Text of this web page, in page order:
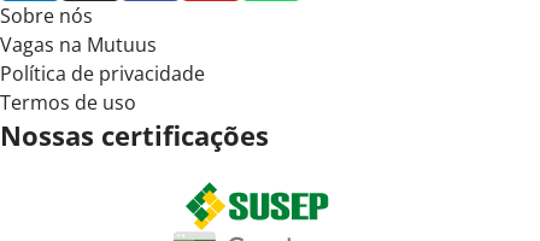
Sobre nós
Vagas na Mutuus
Política de privacidade
Termos de uso
Nossas certificações